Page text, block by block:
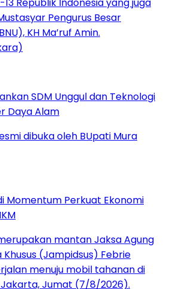
SDM Unggul dan Teknologi
Daya Alam
Momentum Perkuat Ekonomi